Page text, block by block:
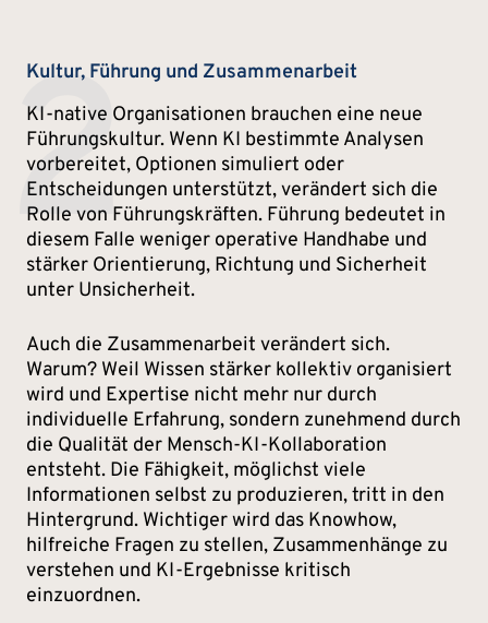
2
Kultur, Führung und Zusammenarbeit
KI-native Organisationen brauchen eine neue
Führungskultur. Wenn KI bestimmte Analysen
vorbereitet, Optionen simuliert oder
Entscheidungen unterstützt, verändert sich die
Rolle von Führungskräften. Führung bedeutet in
diesem Falle weniger operative Handhabe und
stärker Orientierung, Richtung und Sicherheit
unter Unsicherheit.
Auch die Zusammenarbeit verändert sich.
Warum? Weil Wissen stärker kollektiv organisiert
wird und Expertise nicht mehr nur durch
individuelle Erfahrung, sondern zunehmend durch
die Qualität der Mensch-KI-Kollaboration
entsteht. Die Fähigkeit, möglichst viele
Informationen selbst zu produzieren, tritt in den
Hintergrund. Wichtiger wird das Knowhow,
hilfreiche Fragen zu stellen, Zusammenhänge zu
verstehen und KI-Ergebnisse kritisch
einzuordnen.